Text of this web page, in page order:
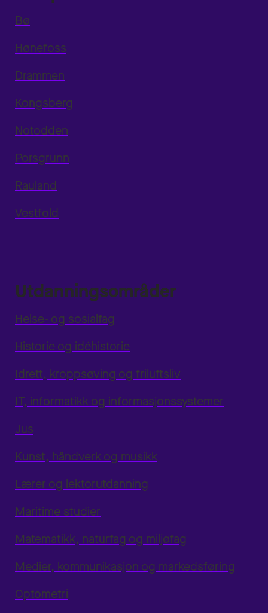
Bø
Hønefoss
Drammen
Kongsberg
Notodden
Porsgrunn
Rauland
Vestfold
Utdanningsområder
Helse- og sosialfag
Historie og idéhistorie
Idrett, kroppsøving og friluftsliv
IT, informatikk og informasjonssystemer
Jus
Kunst, håndverk og musikk
Lærer og lektorutdanning
Maritime studier
Matematikk, naturfag og miljøfag
Medier, kommunikasjon og markedsføring
Optometri